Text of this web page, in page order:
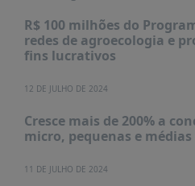
SABER
+
CONTATO
R$ 100 milhões do
redes de agroecologia e
fins lucrativos
12 DE JULHO DE 2024
Cresce mais de 200% a
micro, pequenas e
11 DE JULHO DE 2024